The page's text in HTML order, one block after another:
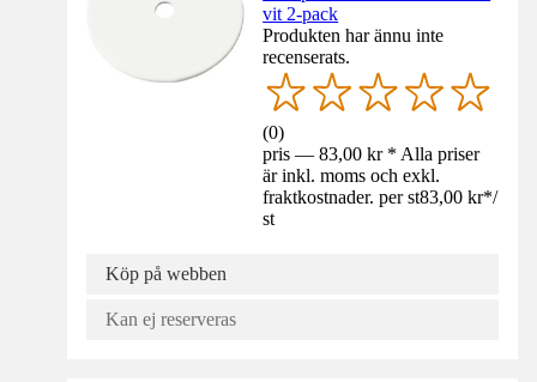
vit 2-pack
Produkten har ännu inte
recenserats.
(0)
pris — 83,00 kr * Alla priser
är inkl. moms och exkl.
fraktkostnader. per st83,00 kr*/
st
Köp på webben
Kan ej reserveras